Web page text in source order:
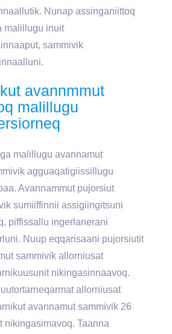
Nunap assinganiittoq
malillugu inuit
sammivik
avannmmut
malillugu
malillugu avannamut
agguaqatigiissillugu
Avannammut pujorsiut
sumiiffinnii assigiingitsuni
piffissallu ingerlanerani
Nuup eqqarisaani pujorsiutit
sammivik allorniusat
nikingasinnaavoq.
allorniusat
avannamut sammivik 26
nikingasimavoq. Taanna